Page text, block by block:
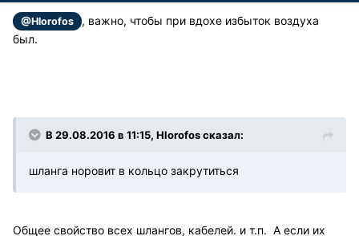
@Hlorofos
, важно, чтобы при вдохе избыток воздуха
был.
В 29.08.2016 в 11:15, Hlorofos сказал:
шланга норовит в кольцо закрутиться
Общее свойство всех шлангов, кабелей. и т.п. А если их